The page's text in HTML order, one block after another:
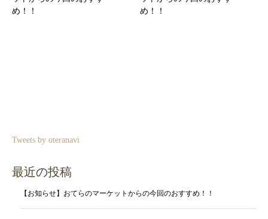
め！！
め！！
Tweets by oteranavi
最近の投稿
【お知らせ】おてらのマーケットからの今回のおすすめ！！